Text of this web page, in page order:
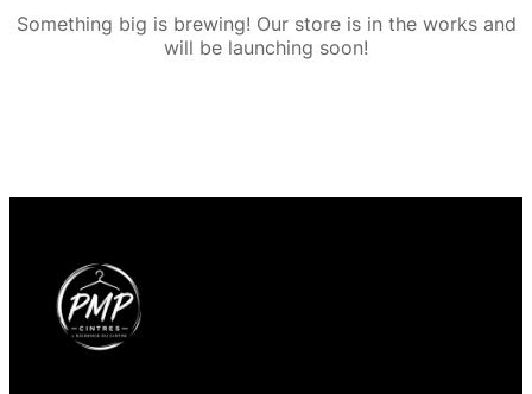
Something big is brewing! Our store is in the works and
will be launching soon!